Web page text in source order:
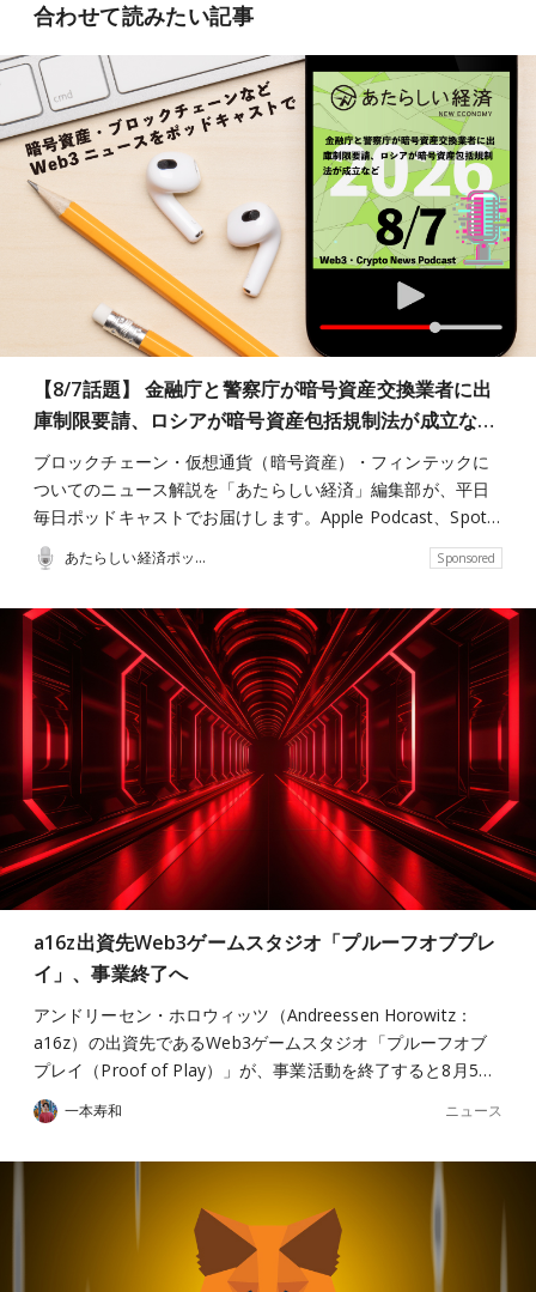
合わせて読みたい記事
【8/7話題】 金融庁と警察庁が暗号資産交換業者に出
庫制限要請、ロシアが暗号資産包括規制法が成立な…
ブロックチェーン・仮想通貨（暗号資産）・フィンテックに
ついてのニュース解説を「あたらしい経済」編集部が、平日
毎日ポッドキャストでお届けします。Apple Podcast、Spot…
あたらしい経済ポッドキャスト Sponsored
a16z出資先Web3ゲームスタジオ「プルーフオブプレ
イ」、事業終了へ
アンドリーセン・ホロウィッツ（Andreessen Horowitz：
a16z）の出資先であるWeb3ゲームスタジオ「プルーフオブ
プレイ（Proof of Play）」が、事業活動を終了すると8月5…
一本寿和 ニュース